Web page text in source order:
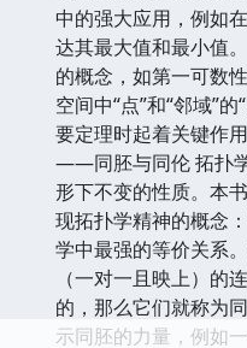
中的强大应用，例如
达其最大值和最小值
的概念，如第一可数
空间中“点”和“邻域”
要定理时起着关键作
——同胚与同伦 拓扑
形下不变的性质。本
现拓扑学精神的概念
学中最强的等价关系
（一对一且映上）的
的，那么它们就称为
示同胚的力量，例如